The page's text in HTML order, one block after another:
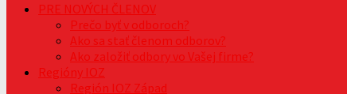
PRE NOVÝCH ČLENOV
Prečo byť v odboroch?
Ako sa stať členom odborov?
Ako založiť odbory vo Vašej firme?
Regióny IOZ
Región IOZ Západ